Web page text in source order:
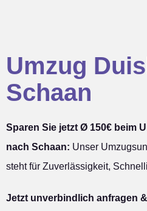
Umzug
Schaan
Sparen Sie jetzt Ø 150€ beim
nach Schaan: Unser
steht für Zuverlässigkeit,
Jetzt unverbindlich anfragen